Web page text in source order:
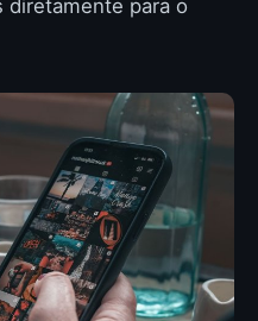
diretamente para o